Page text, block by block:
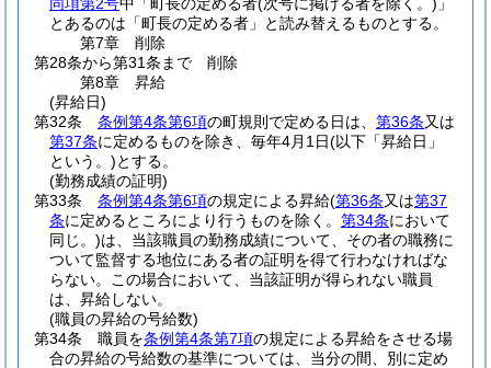
とあるのは「町長の定める者」と読み替えるものとする。
第7章
削除
第28条から第31条まで
削除
第8章
昇給
(昇給日)
第32条
条例第4条第6項の町規則で定める日は、 第36条又は
第37条に定めるものを除き、毎年4月1日(以下「昇給日」
という。)とする。
(勤務成績の証明)
第33条
条例第4条第6項の規定による昇給(第36条又は第37
条に定めるところにより行うものを除く。 第34条において
同じ。)は、当該職員の勤務成績について、その者の職務に
ついて監督する地位にある者の証明を得て行わなければな
らない。
この場合において、当該証明が得られない職員
は、昇給しない。
(職員の昇給の号給数)
第34条
職員を条例第4条第7項の規定による昇給をさせる場
合の昇給の号給数の基準については、当分の間、別に定め